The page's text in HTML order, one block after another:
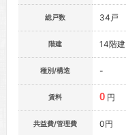
総戸数 34戸
階建 14階建
種別/構造 -
賃料 0 円
共益費/管理費 0円